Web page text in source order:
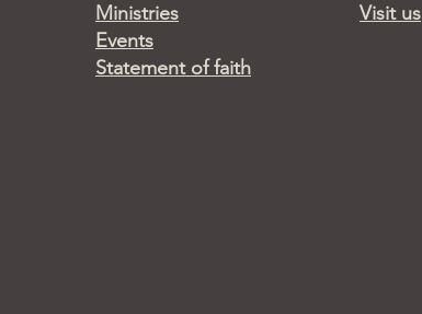
Ministries
Events
Statement of faith
Visit us